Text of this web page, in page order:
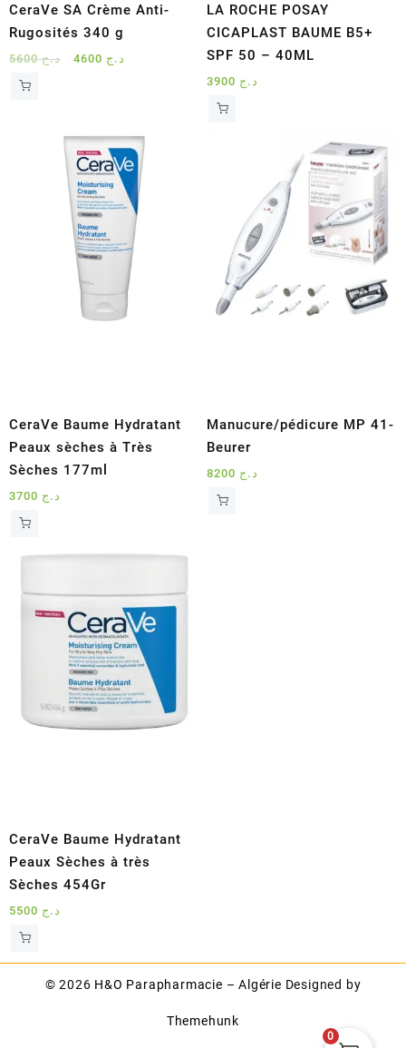
CeraVe SA Crème Anti-
Rugosités 340 g
د.ج5600
Le
د.ج 5600.
د.ج
LA ROCHE POSAY
CICAPLAST BAUME B5+
SPF 50 – 40ML
د.ج
CeraVe Baume Hydratant
Peaux sèches à Très
Sèches 177ml
د.ج
Manucure/pédicure MP 41-
Beurer
د.ج
CeraVe Baume Hydratant
Peaux Sèches à très
Sèches 454Gr
د.ج
© 2026 H&O Parapharmacie – Algérie Designed by
Themehunk
0